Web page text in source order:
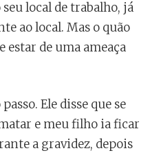
local de trabalho, já
ao local. Mas o quão
estar de uma ameaça
Ele disse que se
e meu filho ia ficar
a gravidez, depois